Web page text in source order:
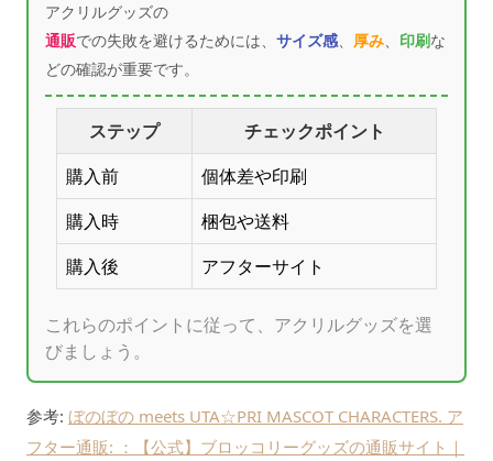
アクリルグッズの
通販での失敗を避けるためには、 サイズ感 厚み 印刷な
どの確認が重要です。
ステップ
チェックポイント
購入前
個体差や印刷
購入時
梱包や送料
購入後
アフターサイト
これらのポイントに従って、アクリルグッズを選
びましょう。
参考: ぼのぼの meets UTA☆PRI MASCOT CHARACTERS. ア
フター通販: ：【公式】ブロッコリーグッズの通販サイト｜